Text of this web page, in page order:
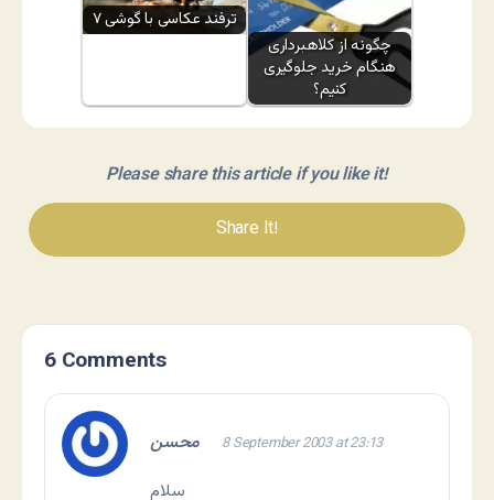
۷ ترفند عکاسی با گوشی
چگونه از کلاهبرداری
هنگام خرید جلوگیری
کنیم؟
Please share this article if you like it!
Share It!
6 Comments
محسن 8 September 2003 at 23:13
سلام